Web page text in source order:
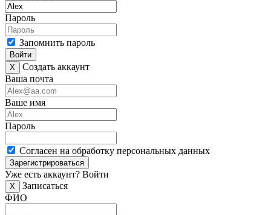
Пароль
Запомнить пароль
Войти
X
Создать аккаунт
Ваша почта
Ваше имя
Пароль
Согласен на обработку персональных данных
Зарегистрироваться
Уже есть аккаунт? Войти
X
Записаться
ФИО